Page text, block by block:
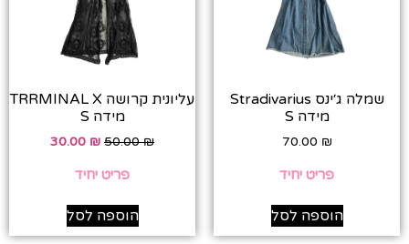
שמלה ג׳ינס Stradivarius
מידה S
70.00 ₪
פריט יחיד
הוספה לסל
עליונית קרושה TRRMINAL X
מידה S
50.00₪
30.00 ₪
פריט יחיד
הוספה לסל